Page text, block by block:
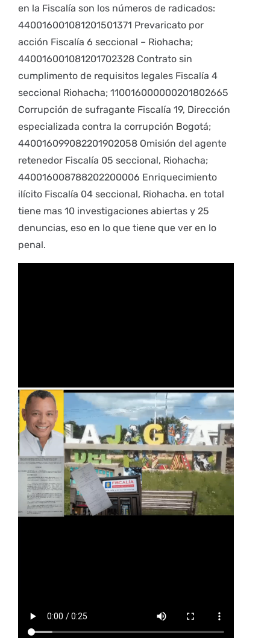
en la Fiscalía son los números de radicados:
440016001081201501371 Prevaricato por
acción Fiscalía 6 seccional – Riohacha;
440016001081201702328 Contrato sin
cumplimento de requisitos legales Fiscalía 4
seccional Riohacha; 110016000000201802665
Corrupción de sufragante Fiscalía 19, Dirección
especializada contra la corrupción Bogotá;
440016099082201902058 Omisión del agente
retenedor Fiscalía 05 seccional, Riohacha;
440016008788202200006 Enriquecimiento
ilícito Fiscalía 04 seccional, Riohacha. en total
tiene mas 10 investigaciones abiertas y 25
denuncias, eso en lo que tiene que ver en lo
penal.